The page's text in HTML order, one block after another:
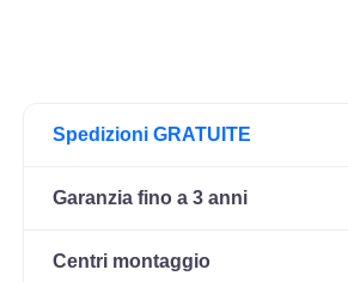
Spedizioni GRATUITE
Garanzia fino a 3 anni
Centri montaggio